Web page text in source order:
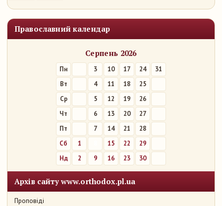
Православний календар
Серпень 2026
Пн 3 10 17 24
31
Вт
4 11 18
25
Ср
5 12 19
26
Чт
6 13 20
27
Пт
7 14 21
28
Сб
1 15 22
29
Нд
2 9 16 23 30
Архів сайту www.orthodox.pl.ua
Проповіді